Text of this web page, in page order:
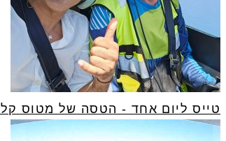
טייס ליום אחד - הטסה של מטוס קל